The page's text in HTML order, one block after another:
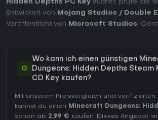
Hidden Depths PC Key suchst, prüfe die
Entwickelt von
Mojang Studios / ‪Double
Veröffentlicht von
Microsoft Studios.
Q
Wo kann ich einen günstigen
Dungeons: Hidden Depths Steam
CD Key kaufen?
Mit unserem Preisvergleich und
kannst du einen Minecraft Dungeons:
schon ab 2,99 € kaufen. Dieses Angebot